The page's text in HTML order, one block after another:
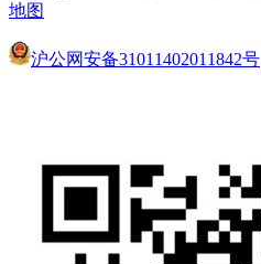
地图
沪公网安备31011402011842号